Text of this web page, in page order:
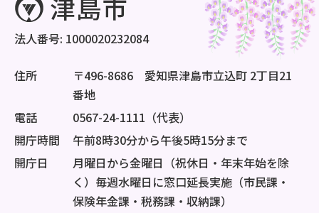
法人番号: 1000020232084
住所
〒496-8686 愛知県津島市立込町 2丁目21
番地
電話
0567-24-1111（代表）
開庁時間
午前8時30分から午後5時15分まで
開庁日
月曜日から金曜日（祝休日・年末年始を除
く）毎週水曜日に窓口延長実施（市民課・
保険年金課・税務課・収納課）